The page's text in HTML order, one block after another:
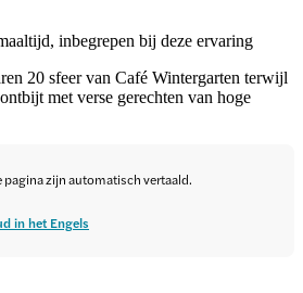
inbegrepen bij deze ervaring
20 sfeer van Café Wintergarten terwijl
met verse gerechten van hoge
pagina zijn automatisch vertaald.
in het Engels